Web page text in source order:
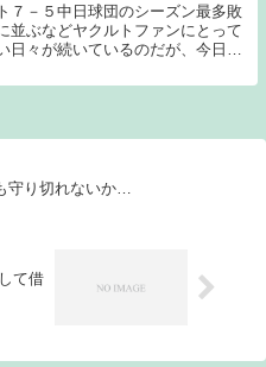
７－５中日球団のシーズン最多敗
並ぶなどヤクルトファンにとって
日々が続いているのだが、今日は
う事で久し振りに楽しみのあるゲ
守り切れないか…
て借